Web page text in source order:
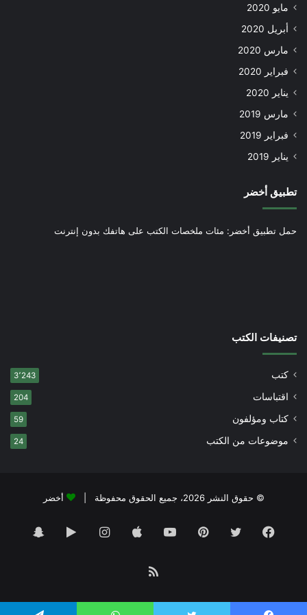
مايو 2020
أبريل 2020
مارس 2020
فبراير 2020
يناير 2020
مارس 2019
فبراير 2019
يناير 2019
تطبيق أخضر
حمل تطبيق أخضر: مئات ملخصات الكتب على هاتفك بدون إنترنت
تصنيفات الكتب
كتب 3٬243
اقتباسات 204
كتاب ومؤلفون 59
موضوعات من الكتب 24
© حقوق النشر 2026، جميع الحقوق محفوظة | أخضر
فيسبوك تويتر بينتيريستيوتيوب انستقرام‏Google
ملخص
الموقع